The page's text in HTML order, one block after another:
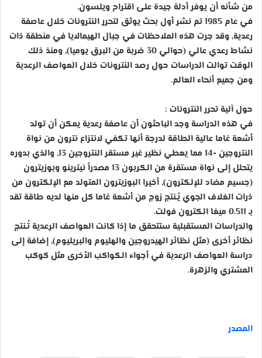
من شأنه أن يوفر أدلة جيدة على اقتراح ويلسون.
في عام 1985 تم نشر أول بحث يوثق لتحرر النترونات خلال عاصفة
رعدية, وقد جرت هذه الملاحظات في جبال الهيمالايا في منطقة ذات
نشاط رعدي عالي (حوالي 30 ضربة من البرق يوميا), ومنذ ذلك
الوقت توالت الدراسات حول رصد النترونات خلال العواصف الرعدية
ومن جميع أنحاء العالم.
حول آلية تحرر النترونات :
في هذه الدراسة وجد الباحثون أن عاصفة رعدية يمكن أن تولد
أشعة غاما عالية الطاقة لدرجة أنها تكفي لانتزاع نترون من نواة
النتروجين -14 مما يعطي نظير غير مستقر النتروجين 13, والذي بدوره
يتحلل إلى نواة مستقرة من الكربون 13 مصدراً نيترينو وبوزيترون
(جسيم مضاد للإلكترون), أخيرا البوزيترون المتولد مع الإلكترون من
ذرات الغلاف الجوي يُـنتج زوج من أشعة غاما كل منها لديه طاقة تقد
بـ 0.511 ميغا الكترون فولت.
والدراسات المستقبلية ستتحقق ما إذا كانت العواصف الرعدية تُـنتج
نظائر أخرى (مثل نظائر الهيدروجين والهليوم والبريليوم), إضافة إلى
دراسة العواصف الرعدية في أجواء الكواكب الأخرى مثل كوكب
المشتري والزهرة.
المصدر